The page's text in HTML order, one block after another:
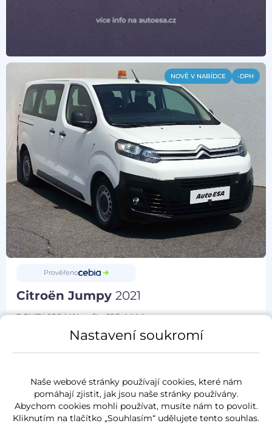
NOVĚ V NABÍDCE -DPH
Prověřeno
Citroën Jumpy2021
2.0HDi 106 kW nafta 195 444 km
servisní kniha
Měsíčně od
779 Kč
Akční cena
258 600 Kč
Nastavení soukromí
Naše webové stránky používají cookies, které nám
pomáhají zjistit, jak jsou naše stránky používány.
Abychom cookies mohli používat, musíte nám to povolit.
Kliknutím na tlačítko „Souhlasím“ udělujete tento souhlas.